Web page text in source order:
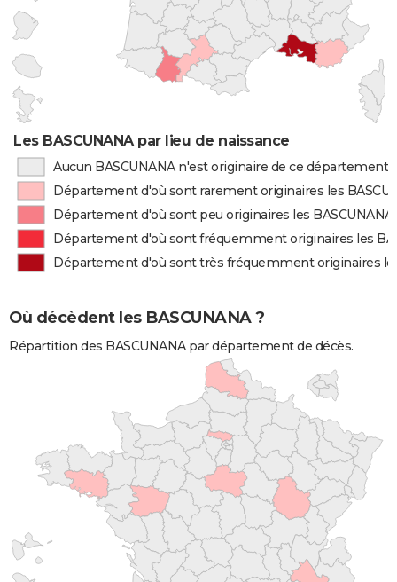
Les BASCUNANA par lieu de naissance
Aucun BASCUNANA n'est originaire de ce département
Département d'où sont rarement originaires les
Département d'où sont peu originaires les BASCUNANA
Département d'où sont fréquemment originaires les
Département d'où sont très fréquemment originaires
Où décèdent les BASCUNANA ?
Répartition des BASCUNANA par département de décès.